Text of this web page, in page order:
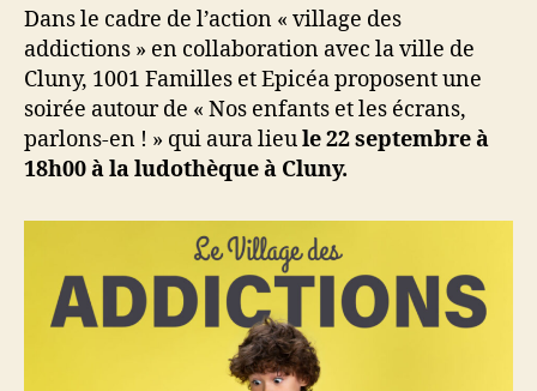
écrans,
parlons-
!
Dans le cadre de l’action « village des
addictions » en collaboration avec la ville de
Cluny, 1001 Familles et Epicéa proposent une
soirée autour de « Nos enfants et les écrans,
parlons-en ! » qui aura lieule 22 septembre à
18h00 à la ludothèque à Cluny.